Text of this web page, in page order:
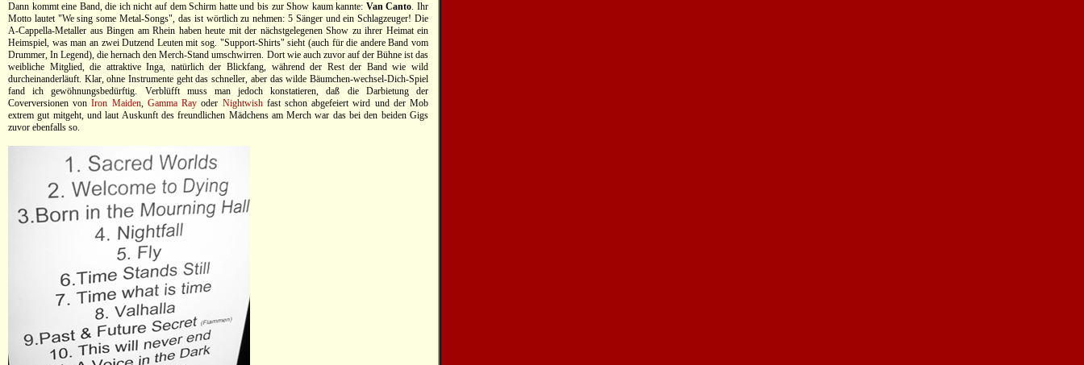
Dann kommt eine Band, die ich nicht auf dem Schirm hatte und bis zur Show kaum kannte: Van Canto. Ihr
Motto lautet "We sing some Metal-Songs", das ist wörtlich zu nehmen: 5 Sänger und ein Schlagzeuger! Die
A-Cappella-Metaller aus Bingen am Rhein haben heute mit der nächstgelegenen Show zu ihrer Heimat ein
Heimspiel, was man an zwei Dutzend Leuten mit sog. "Support-Shirts" sieht (auch für die andere Band vom
Drummer, In Legend), die hernach den Merch-Stand umschwirren. Dort wie auch zuvor auf der Bühne ist das
weibliche Mitglied, die attraktive Inga, natürlich der Blickfang, während der Rest der Band wie wild
durcheinanderläuft. Klar, ohne Instrumente geht das schneller, aber das wilde Bäumchen-wechsel-Dich-Spiel
fand ich gewöhnungsbedürftig. Verblüfft muss man jedoch konstatieren, daß die Darbietung der
Coverversionen vonIron Maiden, Gamma Ray oder Nightwishfast schon abgefeiert wird und der Mob
extrem gut mitgeht, und laut Auskunft des freundlichen Mädchens am Merch war das bei den beiden Gigs
zuvor ebenfalls so.